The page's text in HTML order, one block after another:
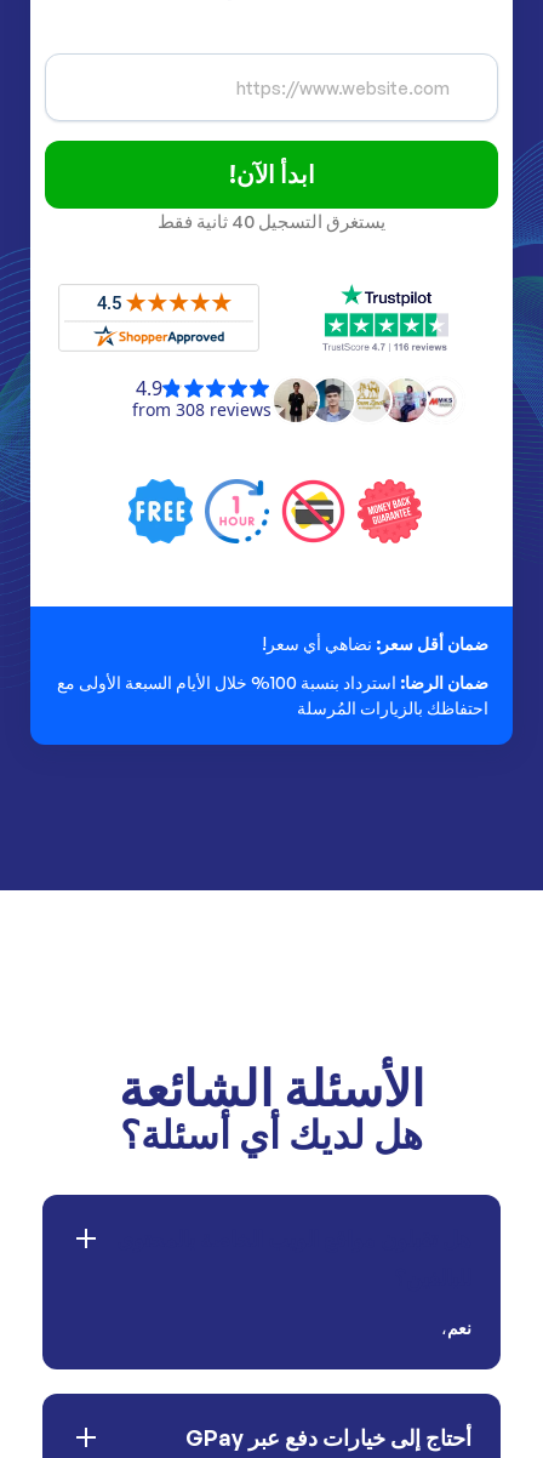
ابدأ الآن!
يستغرق التسجيل 40 ثانية فقط
ضمان أقل سعر: نضاهي أي سعر!
ضمان الرضا:
استرداد بنسبة 100% خلال الأيام السبعة الأولى مع
احتفاظك بالزيارات المُرسلة
الأسئلة الشائعة
هل لديك أي أسئلة؟
نعم،
أحتاج إلى خيارات دفع عبر GPay